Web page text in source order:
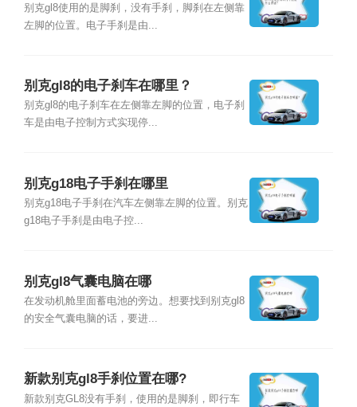
别克gl8使用的是脚刹，没有手刹，脚刹在左侧靠
左脚的位置。电子手刹是由...
别克gl8的电子刹车在哪里？
别克gl8的电子刹车在左侧靠左脚的位置，电子刹
车是由电子控制方式实现停...
别克g18电子手刹在哪里
别克g18电子手刹在汽车左侧靠左脚的位置。别克
g18电子手刹是由电子控...
别克gl8气囊电脑在哪
在发动机舱里面蓄电池的旁边。想要找到别克gl8
的安全气囊电脑的话，要进...
新款别克gl8手刹位置在哪?
新款别克GL8没有手刹，使用的是脚刹，即行车